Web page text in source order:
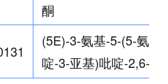
酮
(5E)-3-氨基-5-(5-氨基
啶-3-亚基)吡啶-2,6-二